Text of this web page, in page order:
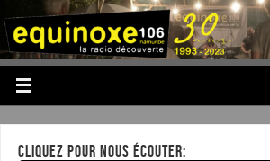
CLIQUEZ POUR NOUS ÉCOUTER: